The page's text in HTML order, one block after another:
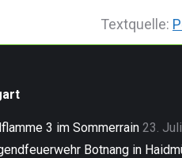
Textquelle:
3 im Sommerrain 23.
Botnang in